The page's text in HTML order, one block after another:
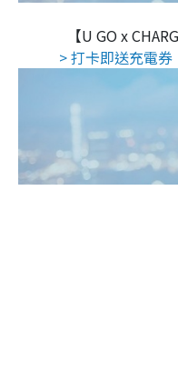
【U GO x
> 打卡即送充電